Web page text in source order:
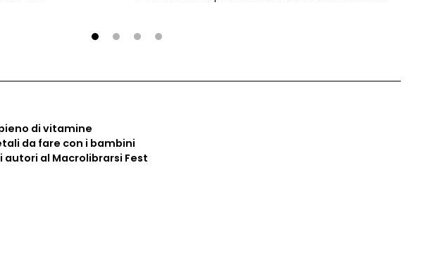
ecologico.
di vitamine
da fare con i bambini
autori al Macrolibrarsi Fest